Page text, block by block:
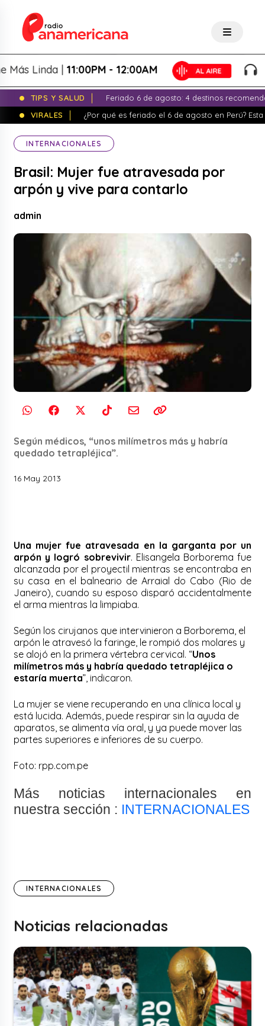
Linda |11:00PM - 12:00AM La
TIPS Y SALUD
Feriado 6 de agosto: 4 destinos
VIRALES
¿Por qué es feriado el 6 de agosto en Perú?
INTERNACIONALES
Brasil: Mujer fue atravesada por
arpón y vive para contarlo
admin
Según médicos, “unos milímetros más y habría
quedado tetrapléjica”.
16 May 2013
Una mujer fue atravesada en la garganta por un
arpón y logró sobrevivir. Elisangela Borborema fue
alcanzada por el proyectil mientras se encontraba en
su casa en el balneario de Arraial do Cabo (Rio de
Janeiro), cuando su esposo disparó accidentalmente
el arma mientras la limpiaba.
Según los cirujanos que intervinieron a Borborema, el
arpón le atravesó la faringe, le rompió dos molares y
se alojó en la primera vértebra cervical. “Unos
milímetros más y habría quedado tetrapléjica o
estaría muerta”, indicaron.
La mujer se viene recuperando en una clínica local y
está lucida. Además, puede respirar sin la ayuda de
aparatos, se alimenta vía oral, y ya puede mover las
partes superiores e inferiores de su cuerpo.
Foto: rpp.com.pe
Más noticias internacionales en
nuestra sección : INTERNACIONALES
INTERNACIONALES
Noticias relacionadas